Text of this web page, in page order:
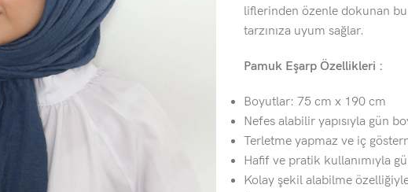
liflerinden özenle dokunan
tarzınıza uyum sağlar.
Pamuk Eşarp Özellikleri :
Boyutlar: 75 cm x 190 cm
Nefes alabilir yapısıyla gün
Terletme yapmaz ve iç
Hafif ve pratik kullanımıyla
Kolay şekil alabilme